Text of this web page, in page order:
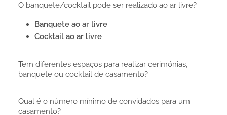
O banquete/cocktail pode ser realizado ao ar livre?
Banquete ao ar livre
Cocktail ao ar livre
Tem diferentes espaços para realizar cerimónias,
banquete ou cocktail de casamento?
Qual é o número mínimo de convidados para um
casamento?